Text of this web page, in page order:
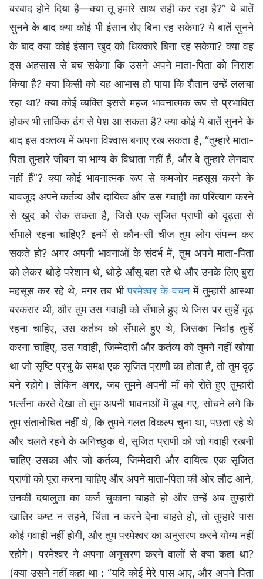
बरबाद होने दिया है—क्या तू हमारे साथ सही कर रहा है?” ये बातें
सुनने के बाद क्या कोई भी इंसान रोए बिना रह सकेगा? ये बातें सुनने
के बाद क्या कोई इंसान खुद को धिक्कारे बिना रह सकेगा? क्या वह
इस अहसास से बच सकेगा कि उसने अपने माता-पिता को निराश
किया है? क्या किसी को यह आभास हो पाया कि शैतान उन्हें ललचा
रहा था? क्या कोई व्यक्ति इससे महज भावनात्मक रूप से प्रभावित
होकर भी तार्किक ढंग से पेश आ सकता है? क्या कोई ये बातें सुनने के
बाद इस वक्तव्य में अपना विश्वास बनाए रख सकता है, “तुम्हारे माता-
पिता तुम्हारे जीवन या भाग्य के विधाता नहीं हैं, और वे तुम्हारे लेनदार
नहीं हैं”? क्या कोई भावनात्मक रूप से कमजोर महसूस करने के
बावजूद अपने कर्तव्य और दायित्व और उस गवाही का परित्याग करने
से खुद को रोक सकता है, जिसे एक सृजित प्राणी को दृढ़ता से
सँभाले रहना चाहिए? इनमें से कौन-सी चीज तुम लोग संपन्न कर
सकते हो? अगर अपनी भावनाओं के संदर्भ में, तुम अपने माता-पिता
को लेकर थोड़े परेशान थे, थोड़े आँसू बहा रहे थे और उनके लिए बुरा
महसूस कर रहे थे, मगर तब भीपरमेश्वर के वचनमें तुम्हारी आस्था
बरकरार थी, और तुम उस गवाही को सँभाले हुए थे जिस पर तुम्हें दृढ़
रहना चाहिए, उस कर्तव्य को सँभाले हुए थे, जिसका निर्वाह तुम्हें
करना चाहिए, उस गवाही, जिम्मेदारी और कर्तव्य को तुमने नहीं खोया
था जो सृष्टि प्रभु के समक्ष एक सृजित प्राणी का होता है, तो तुम दृढ़
बने रहोगे। लेकिन अगर, जब तुमने अपनी माँ को रोते हुए तुम्हारी
भर्त्सना करते देखा तो तुम अपनी भावनाओं में डूब गए, सोचने लगे कि
तुम संतानोचित नहीं थे, कि तुमने गलत विकल्प चुना था, पछता रहे थे
और चलते रहने के अनिच्छुक थे, सृजित प्राणी को जो गवाही रखनी
चाहिए उसका और जो कर्तव्य, जिम्मेदारी और दायित्व एक सृजित
प्राणी को पूरा करना चाहिए और अपने माता-पिता की ओर लौट आने,
उनकी दयालुता का कर्ज चुकाना चाहते हो और उन्हें अब तुम्हारी
खातिर कष्ट न सहने, चिंता न करने देना चाहते हो, तो तुम्हारे पास
कोई गवाही नहीं होगी, और तुम परमेश्वर का अनुसरण करने योग्य नहीं
रहोगे। परमेश्वर ने अपना अनुसरण करने वालों से क्या कहा था?
(क्या उसने नहीं कहा था : “यदि कोई मेरे पास आए, और अपने पिता